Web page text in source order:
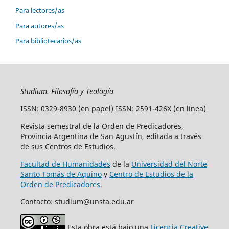
Para lectores/as
Para autores/as
Para bibliotecarios/as
Studium. Filosofía y Teología
ISSN: 0329-8930 (en papel) ISSN: 2591-426X (en línea)
Revista semestral de la Orden de Predicadores,
Provincia Argentina de San Agustín, editada a través
de sus Centros de Estudios.
Facultad de Humanidades de la Universidad del Norte
Santo Tomás de Aquinoy Centro de Estudios de la
Orden de Predicadores.
Contacto: studium@unsta.edu.ar